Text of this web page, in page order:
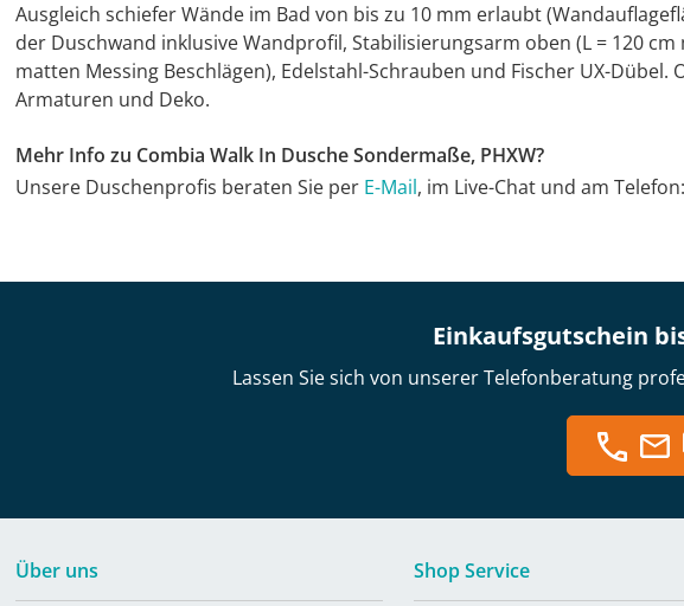
Ausgleich schiefer Wände im Bad von bis zu 10 mm erlaubt
der Duschwand inklusive Wandprofil, Stabilisierungsarm oben (L = 120
matten Messing Beschlägen), Edelstahl-Schrauben und Fischer UX-Dübel.
Armaturen und Deko.
Mehr Info zu Combia Walk In Dusche Sondermaße, PHXW?
Unsere Duschenprofis beraten Sie per E-Mail, im Live-Chat und am
Einkaufsgutschein
Lassen Sie sich von unserer Telefonberatung
Über uns Shop Service